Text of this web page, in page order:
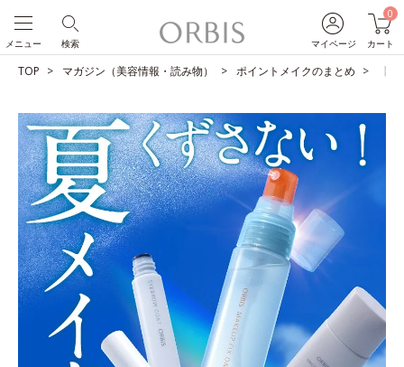
マイページ
0
カート
検索
メニュー
TOP マガジン（美容情報・読み物） ポイントメイクのまとめ 【